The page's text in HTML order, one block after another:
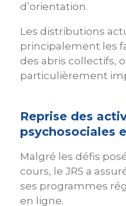
d’orientation.
Les distributions
principalement les
des abris collectifs,
particulièrement
Reprise des
psychosociales
Malgré les défis
cours, le JRS a
ses programmes
en ligne.